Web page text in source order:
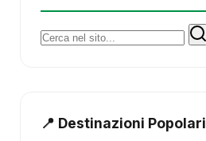
Cerca:
📍 Destinazioni Popolari